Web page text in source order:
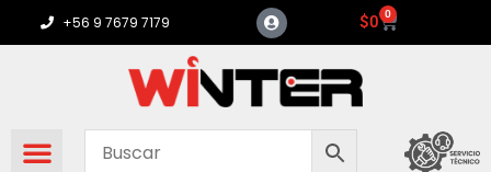
+56 9 7679 7179 $0 0
Carrito